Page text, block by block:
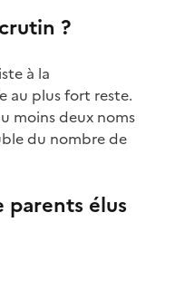
?
à la
au plus fort reste.
moins deux noms
du nombre de
parents élus